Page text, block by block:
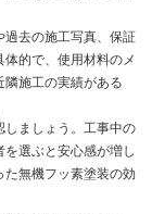
去の施工写真、保証
的で、使用材料のメ
隣施工の実績がある
しましょう。工事中の
選ぶと安心感が増し
た無機フッ素塗装の効